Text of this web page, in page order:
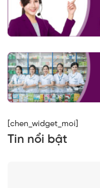
[chen_widget_moi]
Tin nổi bật